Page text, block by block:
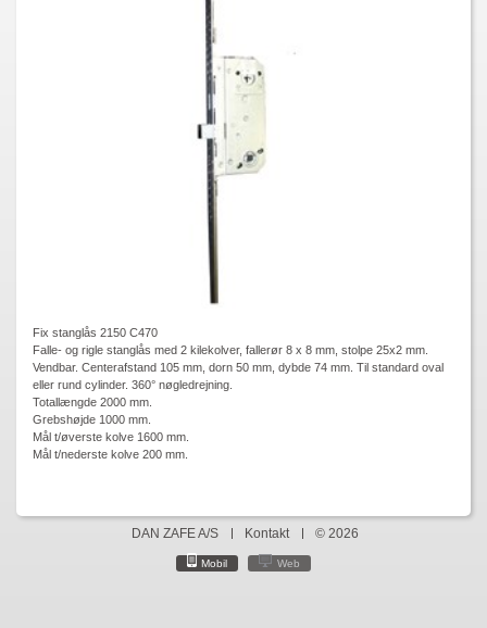
Fix stanglås 2150 C470
Falle- og rigle stanglås med 2 kilekolver, fallerør 8 x 8 mm, stolpe 25x2 mm.
Vendbar. Centerafstand 105 mm, dorn 50 mm, dybde 74 mm. Til standard oval
eller rund cylinder. 360° nøgledrejning.
Totallængde 2000 mm.
Grebshøjde 1000 mm.
Mål t/øverste kolve 1600 mm.
Mål t/nederste kolve 200 mm.
DAN ZAFE A/S Kontakt © 2026
Mobil Web